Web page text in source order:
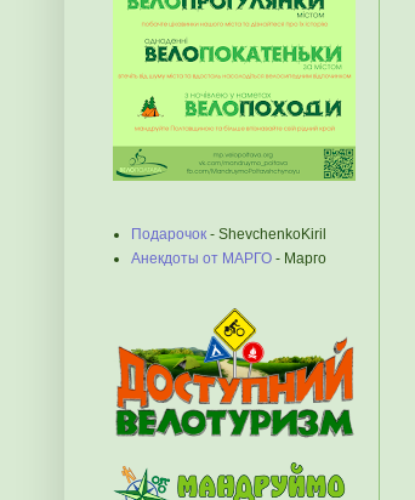
Подарочок - ShevchenkoKiril
Анекдоты от МАРГО - Марго